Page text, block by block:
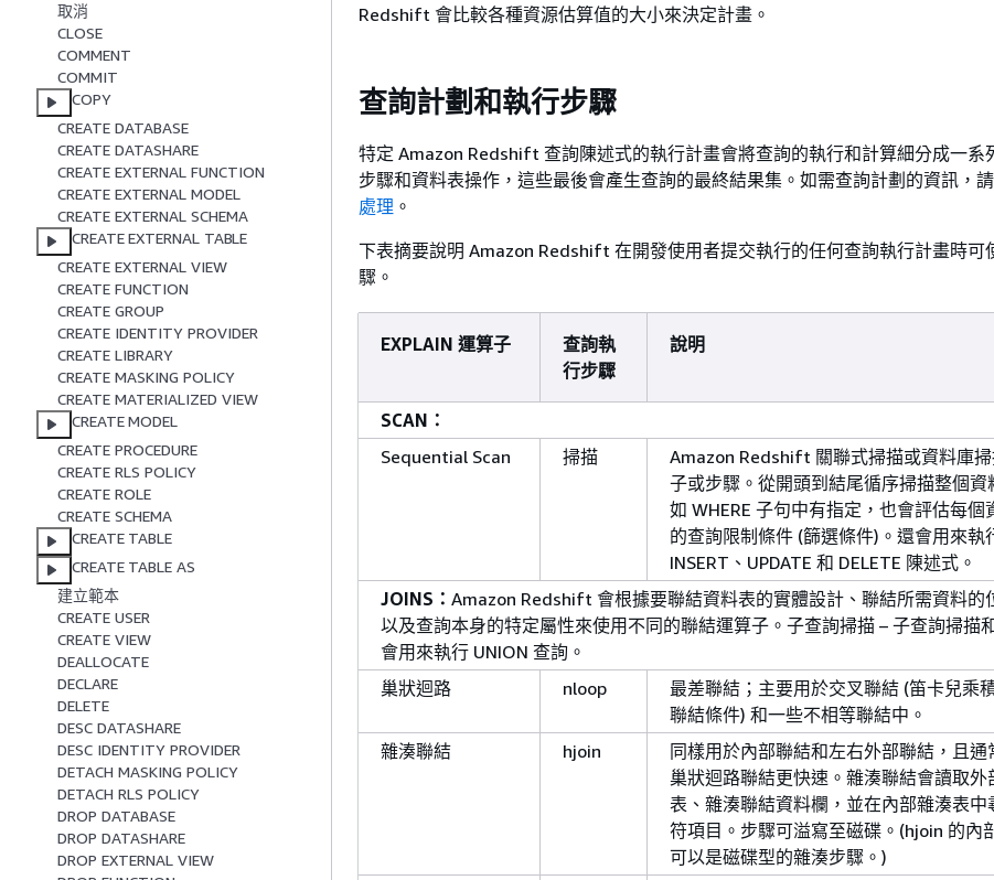
取消
CLOSE
COMMENT
COMMIT
COPY
CREATE DATABASE
CREATE DATASHARE
CREATE EXTERNAL FUNCTION
CREATE EXTERNAL MODEL
CREATE EXTERNAL SCHEMA
CREATE EXTERNAL TABLE
CREATE EXTERNAL VIEW
CREATE FUNCTION
CREATE GROUP
CREATE IDENTITY PROVIDER
CREATE LIBRARY
CREATE MASKING POLICY
CREATE MATERIALIZED VIEW
CREATE MODEL
CREATE PROCEDURE
CREATE RLS POLICY
CREATE ROLE
CREATE SCHEMA
CREATE TABLE
CREATE TABLE AS
建立範本
CREATE USER
CREATE VIEW
DEALLOCATE
DECLARE
DELETE
DESC DATASHARE
DESC IDENTITY PROVIDER
DETACH MASKING POLICY
DETACH RLS POLICY
DROP DATABASE
DROP DATASHARE
DROP EXTERNAL VIEW
Redshift 會比較各種資源估算值的大小來決定計畫。
查詢計劃和執行步驟
特定 Amazon Redshift 查詢陳述式的執行計畫會將查詢的執行和計算細分成一系
步驟和資料表操作，這些最後會產生查詢的最終結果集。如需查詢計劃的資訊，
處理 。
下表摘要說明 Amazon Redshift 在開發使用者提交執行的任何查詢執行計畫時可
驟。
EXPLAIN 運算子
查詢執
行步驟
說明
SCAN：
Sequential Scan
掃描
Amazon Redshift 關聯式掃描或資料庫
子或步驟。從開頭到結尾循序掃描整個資
如 WHERE 子句中有指定，也會評估每個
的查詢限制條件 (篩選條件)。還會用來執
INSERT、UPDATE 和 DELETE 陳述式。
JOINS： Amazon Redshift 會根據要聯結資料表的實體設計、聯結所需資料的
以及查詢本身的特定屬性來使用不同的聯結運算子。子查詢掃描 – 子查詢掃描
會用來執行 UNION 查詢。
巢狀迴路
nloop
最差聯結；主要用於交叉聯結 (笛卡兒乘
聯結條件) 和一些不相等聯結中。
雜湊聯結
hjoin
同樣用於內部聯結和左右外部聯結，且通
巢狀迴路聯結更快速。雜湊聯結會讀取外
表、雜湊聯結資料欄，並在內部雜湊表中
符項目。步驟可溢寫至磁碟。(hjoin 的內
可以是磁碟型的雜湊步驟。)